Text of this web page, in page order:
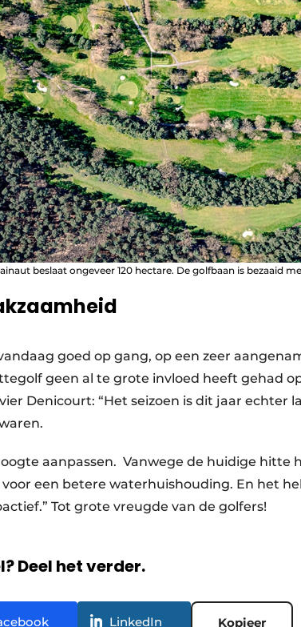
beslaat ongeveer 120 hectare. De golfbaan is bezaaid
goed op gang, op een zeer
geen al te grote invloed heeft gehad
Denicourt: “Het seizoen is dit jaar echter
aanpassen. Vanwege de huidige hitte
een betere waterhuishouding. En het
Tot grote vreugde van de golfers!
Deel het verder.
LinkedIn Kopieer